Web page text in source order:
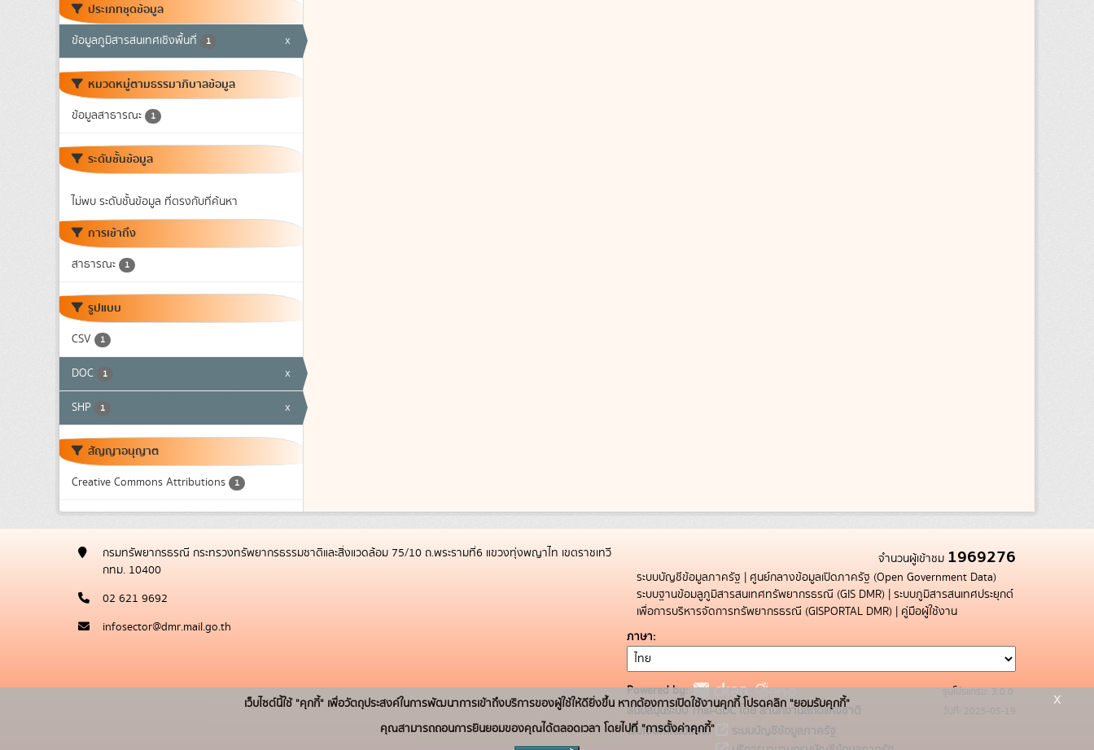
ประเภทชุดข้อมูล
ข้อมูลภูมิสารสนเทศเชิงพื้นที่ 1 x
หมวดหมู่ตามธรรมาภิบาลข้อมูล
ข้อมูลสาธารณะ 1
ระดับชั้นข้อมูล
ไม่พบ ระดับชั้นข้อมูล ที่ตรงกับที่ค้นหา
การเข้าถึง
สาธารณะ 1
รูปแบบ
CSV 1
DOC 1 x
SHP 1 x
สัญญาอนุญาต
Creative Commons Attributions 1
กรมทรัพยากรธรณี กระทรวงทรัพยากรธรรมชาติและสิ่งแวดล้อม 75/10 ถ.พระรามที่6 แขวงทุ่งพญาไท เขตราชเทวี
กทม. 10400
02 621 9692
infosector@dmr.mail.go.th
จำนวนผู้เข้าชม 1969276
ระบบบัญชีข้อมูลภาครัฐ | ศูนย์กลางข้อมูลเปิดภาครัฐ (Open Government Data)
ระบบฐานข้อมลูภูมิสารสนเทศทรัพยากรธรณี (GIS DMR) | ระบบภูมิสารสนเทศประยุกต์
เพื่อการบริหารจัดการทรัพยากรธรณี (GISPORTAL DMR) | คู่มือผู้ใช้งาน
ภาษา
Powered by:
สนับสนุนระบบ Thai-GDC โดย สำนักงานสถิติแห่งชาติ
เว็บไซต์ที่เกี่ยวข้อง:
ระบบบัญชีข้อมูลภาครัฐ
รุ่นโปรแกรม: 3.0.0
วันที่: 2025-05-19
เว็บไซต์นี้ใช้ "คุกกี้" เพื่อวัตถุประสงค์ในการพัฒนาการเข้าถึงบริการของผู้ใช้ให้ดียิ่งขึ้น หากต้องการเปิดใช้งานคุกกี้ โปรดคลิก "ยอมรับคุกกี้"
คุณสามารถถอนการยินยอมของคุณได้ตลอดเวลา โดยไปที่ "การตั้งค่าคุกกี้"
x